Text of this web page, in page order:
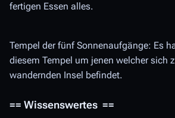
fertigen Essen alles.
Tempel der fünf Sonnenaufgänge: Es
diesem Tempel um jenen welcher sich
wandernden Insel befindet.
== Wissenswertes ==